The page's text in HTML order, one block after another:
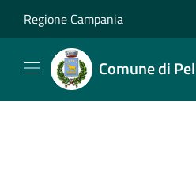
Regione Campania
Comune di